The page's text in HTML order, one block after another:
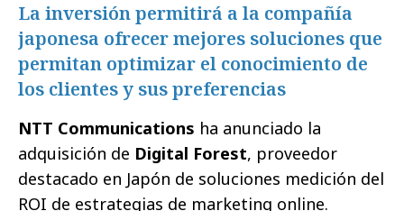
La inversión permitirá a la compañía
japonesa ofrecer mejores soluciones que
permitan optimizar el conocimiento de
los clientes y sus preferencias
NTT Communications ha anunciado la
adquisición de Digital Forest, proveedor
destacado en Japón de soluciones medición del
ROI de estrategias de marketing online.